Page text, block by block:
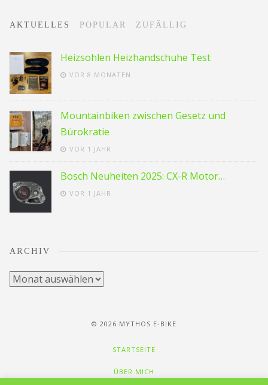
AKTUELLES POPULAR ZUFÄLLIG
Heizsohlen Heizhandschuhe Test
VOR 8 MONATEN
Mountainbiken zwischen Gesetz und
Bürokratie
VOR 1 JAHR
Bosch Neuheiten 2025: CX-R Motor…
VOR 1 JAHR
ARCHIV
Archiv
© 2026 MYTHOS E-BIKE
STARTSEITE
ÜBER MICH